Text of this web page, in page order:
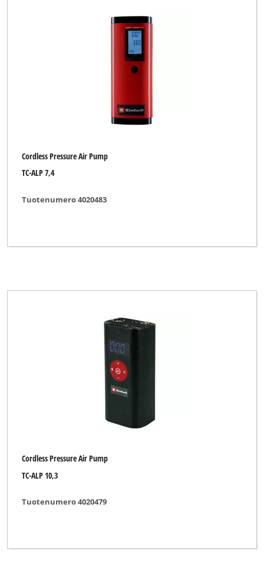
Cordless Pressure Air Pump
TC-ALP 7,4
Tuotenumero 4020483
Cordless Pressure Air Pump
TC-ALP 10,3
Tuotenumero 4020479